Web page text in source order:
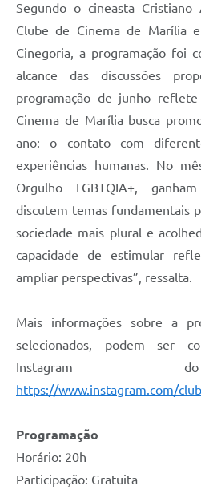
Segundo o cineasta
Clube de Cinema de Marília
Cinegoria, a programação foi
alcance das discussões
programação de junho
Cinema de Marília busca
ano: o contato com
experiências humanas. No
Orgulho LGBTQIA+,
discutem temas fundamentais
sociedade mais plural e
capacidade de estimular
ampliar perspectivas”, ressalta.
Mais informações sobre a
selecionados, podem ser
Instagram
https://www.instagram.com/
Programação
Horário: 20h
Participação: Gratuita